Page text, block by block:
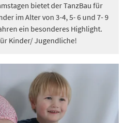
bietet der TanzBau für
im Alter von 3-4, 5- 6 und 7- 9
ein besonderes Highlight.
Kinder/ Jugendliche!